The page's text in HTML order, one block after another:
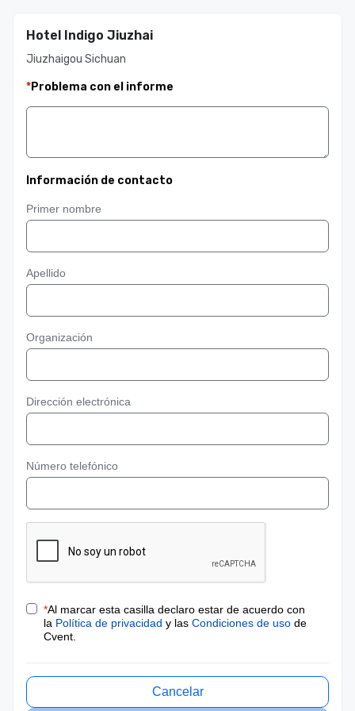
Hotel Indigo Jiuzhai
Jiuzhaigou Sichuan
*Problema con el informe
Información de contacto
Primer nombre
Apellido
Organización
Dirección electrónica
Número telefónico
*Al marcar esta casilla declaro estar de acuerdo con
la Política de privacidad y las Condiciones de uso de
Cvent.
Cancelar